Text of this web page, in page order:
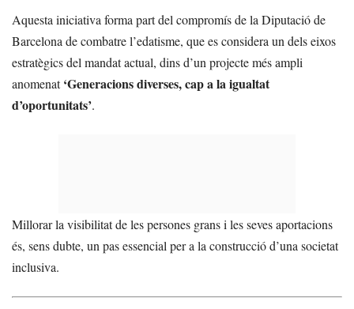
Aquesta iniciativa forma part del compromís de la Diputació de
Barcelona de combatre l’edatisme, que es considera un dels eixos
estratègics del mandat actual, dins d’un projecte més ampli
anomenat‘Generacions diverses, cap a la igualtat
d’oportunitats’.
Millorar la visibilitat de les persones grans i les seves aportacions
és, sens dubte, un pas essencial per a la construcció d’una societat
inclusiva.